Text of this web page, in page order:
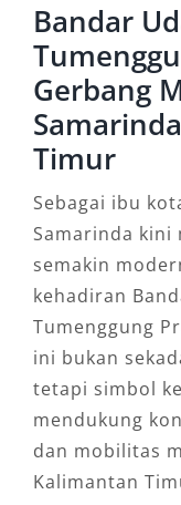
Bandar
Gerbang
Timur
Sebagai ibu
Samarinda kini
semakin
kehadiran
Tumenggung
ini bukan
tetapi simbol
mendukung
dan mobilitas
Kalimantan